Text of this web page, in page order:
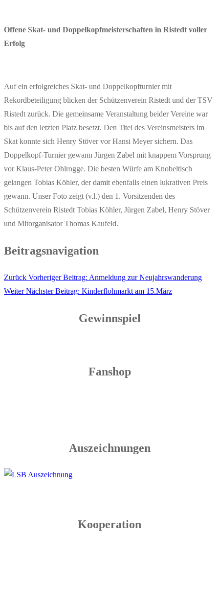
Offene Skat- und Doppelkopfmeisterschaften in Ristedt voller
Erfolg
Auf ein erfolgreiches Skat- und Doppelkopfturnier mit
Rekordbeteiligung blicken der Schützenverein Ristedt und der TSV
Ristedt zurück. Die gemeinsame Veranstaltung beider Vereine war
bis auf den letzten Platz besetzt. Den Titel des Vereinsmeisters im
Skat konnte sich Henry Stöver vor Hansi Meyer sichern. Das
Doppelkopf-Turnier gewann Jürgen Zabel mit knappem Vorsprung
vor Klaus-Peter Ohlrogge. Die besten Würfe am Knobeltisch
gelangen Tobias Köhler, der damit ebenfalls einen lukrativen Preis
gewann. Unser Foto zeigt (v.l.) den 1. Vorsitzenden des
Schützenverein Ristedt Tobias Köhler, Jürgen Zabel, Henry Stöver
und Mitorganisator Thomas Kaufeld.
Beitragsnavigation
Zurück Vorheriger Beitrag: Anmeldung zur Neujahrswanderung
Weiter Nächster Beitrag: Kinderflohmarkt am 15.März
Gewinnspiel
Fanshop
Auszeichnungen
Kooperation